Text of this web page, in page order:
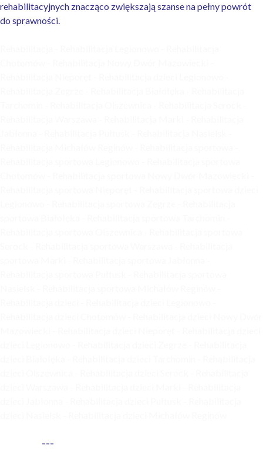
rehabilitacyjnych znacząco zwiększają szanse na pełny powrót
do sprawności.
---